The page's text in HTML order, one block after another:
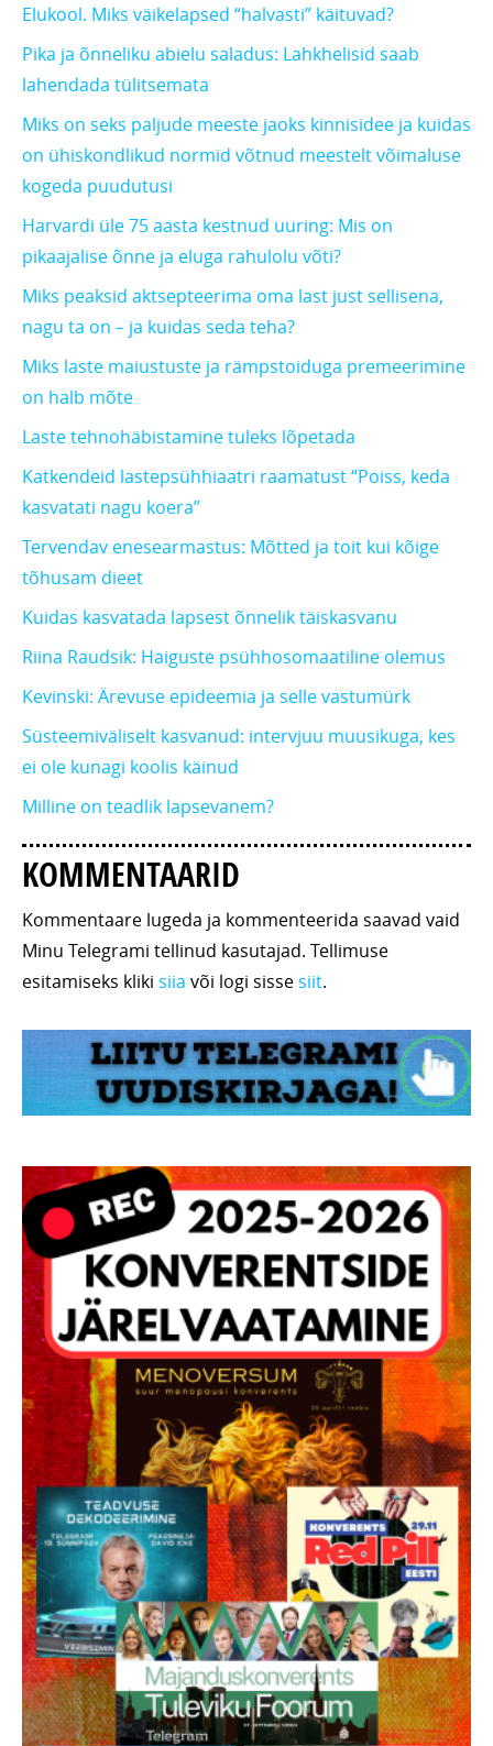
Elukool. Miks väikelapsed “halvasti” käituvad?
Pika ja õnneliku abielu saladus: Lahkhelisid saab
lahendada tülitsemata
Miks on seks paljude meeste jaoks kinnisidee ja kuidas
on ühiskondlikud normid võtnud meestelt võimaluse
kogeda puudutusi
Harvardi üle 75 aasta kestnud uuring: Mis on
pikaajalise õnne ja eluga rahulolu võti?
Miks peaksid aktsepteerima oma last just sellisena,
nagu ta on – ja kuidas seda teha?
Miks laste maiustuste ja rämpstoiduga premeerimine
on halb mõte
Laste tehnohäbistamine tuleks lõpetada
Katkendeid lastepsühhiaatri raamatust “Poiss, keda
kasvatati nagu koera”
Tervendav enesearmastus: Mõtted ja toit kui kõige
tõhusam dieet
Kuidas kasvatada lapsest õnnelik täiskasvanu
Riina Raudsik: Haiguste psühhosomaatiline olemus
Kevinski: Ärevuse epideemia ja selle vastumürk
Süsteemiväliselt kasvanud: intervjuu muusikuga, kes
ei ole kunagi koolis käinud
Milline on teadlik lapsevanem?
KOMMENTAARID
Kommentaare lugeda ja kommenteerida saavad vaid
Minu Telegrami tellinud kasutajad. Tellimuse
esitamiseks kliki siia või logi sissesiit.